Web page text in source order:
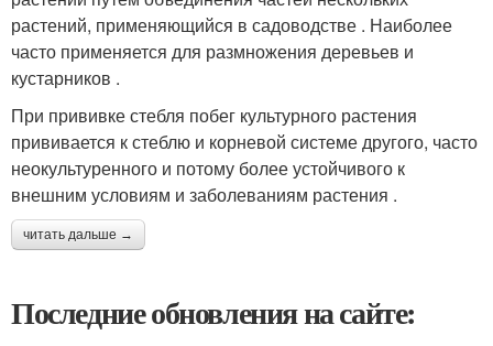
растений, применяющийся в садоводстве . Наиболее
часто применяется для размножения деревьев и
кустарников .
При прививке стебля побег культурного растения
прививается к стеблю и корневой системе другого, часто
неокультуренного и потому более устойчивого к
внешним условиям и заболеваниям растения .
читать дальше →
Последние обновления на сайте: